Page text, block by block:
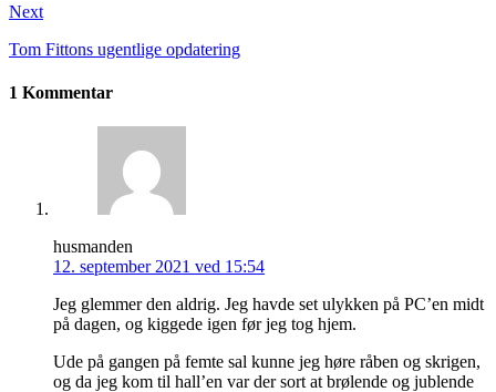
Next
Tom Fittons ugentlige opdatering
1 Kommentar
husmanden
12. september 2021 ved 15:54
Jeg glemmer den aldrig. Jeg havde set ulykken på PC’en midt
på dagen, og kiggede igen før jeg tog hjem.
Ude på gangen på femte sal kunne jeg høre råben og skrigen,
og da jeg kom til hall’en var der sort at brølende og jublende